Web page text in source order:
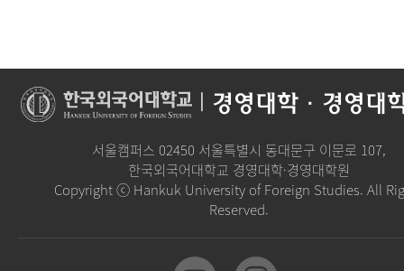
경영대학·경영대
서울캠퍼스 02450 서울특별시 동대문구 이문로 107,
한국외국어대학교 경영대학·경영대학원
Copyright ⓒ Hankuk University of Foreign Studies. All
Reserved.